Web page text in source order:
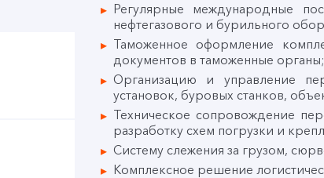
Регулярные международные
нефтегазового и бурильного
Таможенное оформление
документов в таможенные органы;
Организацию и управление
установок, буровых станков,
Техническое сопровождение
разработку схем погрузки и
Систему слежения за грузом,
Комплексное решение